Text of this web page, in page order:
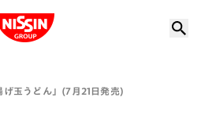
Group
げ玉うどん」(7月21日発売)